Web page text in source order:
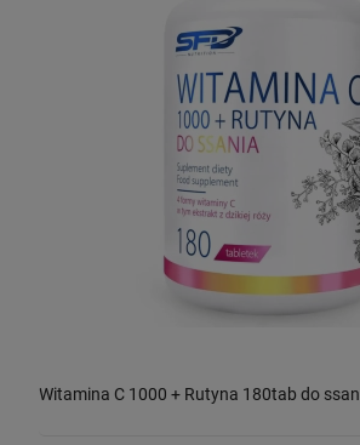
Witamina C 1000 + Rutyna 180tab do